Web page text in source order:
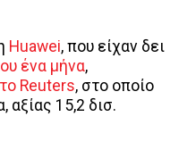
Huawei, που είχαν δει
ένα μήνα,
Reuters, στο οποίο
αξίας 15,2 δισ.